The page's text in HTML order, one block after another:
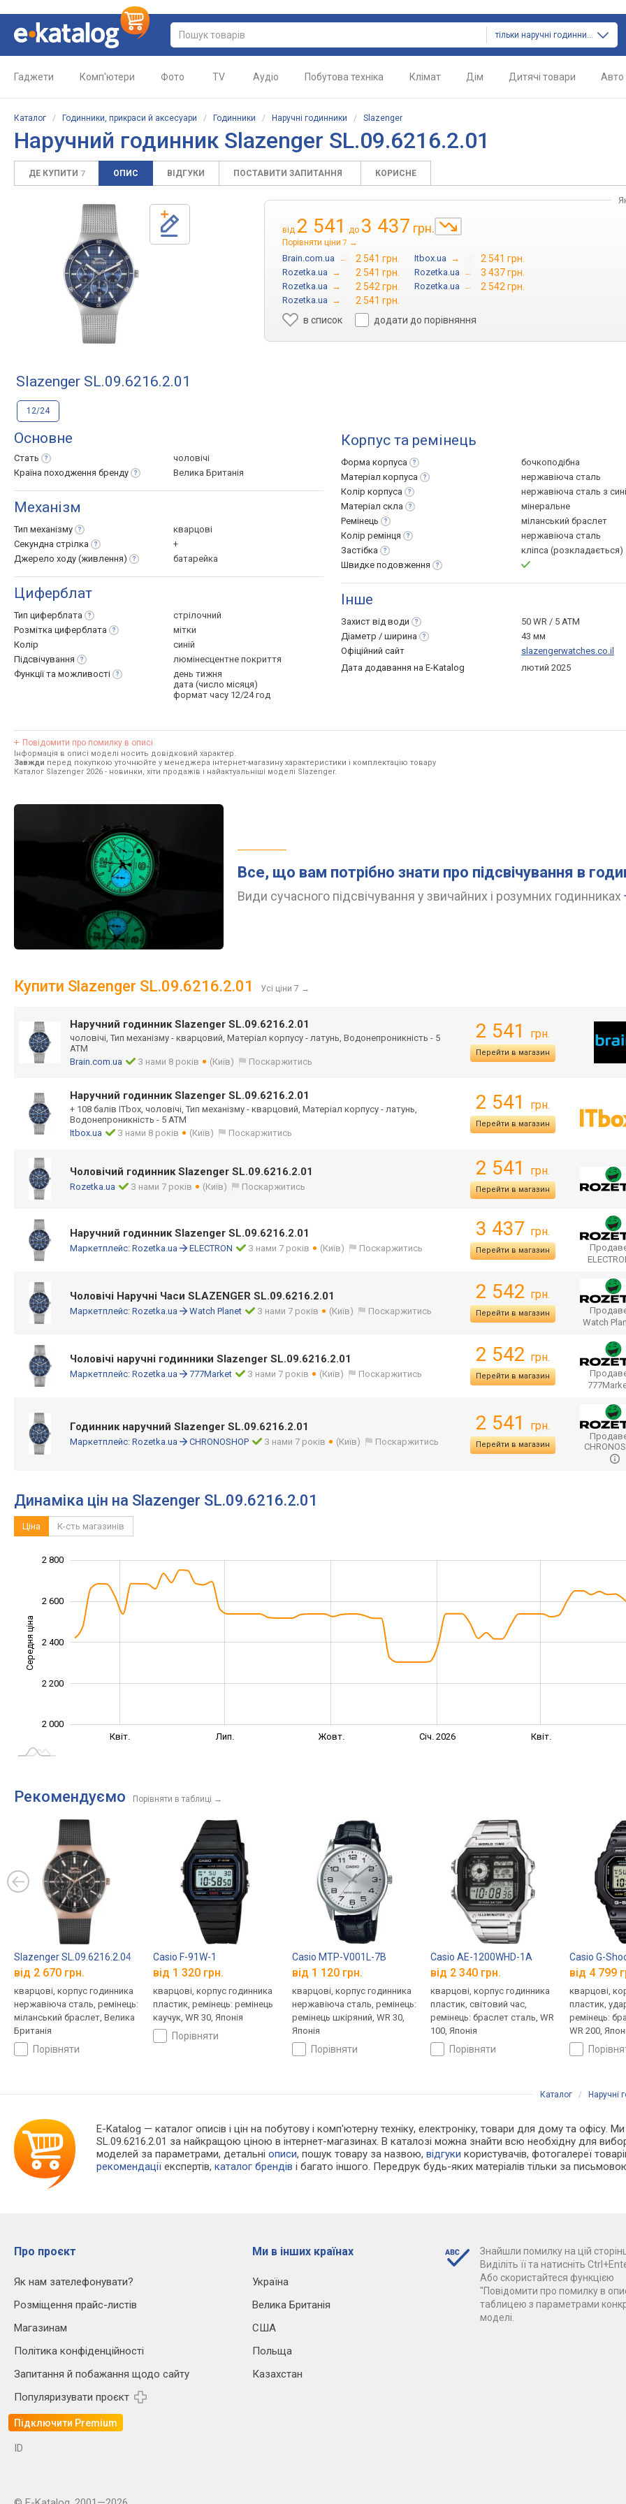
тільки наручні годинники
Гаджети Комп'ютери Фото TV Аудіо Побутова техніка Клімат Дім Дитячі товари Авто
Каталог / Годинники, прикраси й аксесуари / Годинники / Наручні годинники / Slazenger
Наручний годинник Slazenger SL.09.6216.2.01
ДЕ КУПИТИ 7 ОПИС ВІДГУКИ ПОСТАВИТИ ЗАПИТАННЯ КОРИСНЕ
від 2 541 до 3 437 грн.
Порівняти ціни 7 →
Brain.com.ua → 2 541 грн. Itbox.ua → 2 541 грн.
Rozetka.ua → 2 541 грн. Rozetka.ua → 3 437 грн.
Rozetka.ua → 2 542 грн. Rozetka.ua → 2 542 грн.
Rozetka.ua →
2 541 грн.
в список
додати до порівняння
Slazenger SL.09.6216.2.01
12/24
Основне
Стать
чоловічі
Країна походження бренду Велика Британія
Механізм
Тип механізму
кварцові
Секундна стрілка
+
Джерело ходу (живлення) батарейка
Циферблат
Тип циферблата
стрілочний
Розмітка циферблата
мітки
Колір
синій
Підсвічування
люмінесцентне покриття
Функції та можливості
день тижня
дата (число місяця)
формат часу 12/24 год
Корпус та ремінець
Форма корпуса
бочкоподібна
Матеріал корпуса
нержавіюча сталь
Колір корпуса
нержавіюча сталь з
Матеріал скла
мінеральне
Ремінець
міланський браслет
Колір ремінця
нержавіюча сталь
Застібка
кліпса (розкладається)
Швидке подовження
Інше
Захист від води
50 WR / 5 ATM
Діаметр / ширина
43 мм
Офіційний сайт
slazengerwatches.co.il
Дата додавання на E-Katalog
лютий 2025
Повідомити про помилку в описі
Інформація в описі моделі носить довідковий характер.
Завжди перед покупкою уточнюйте у менеджера інтернет-магазину характеристики і комплектацію товару
Каталог Slazenger 2026 - новинки, хіти продажів і найактуальніші моделі Slazenger.
Все, що вам потрібно знати про підсвічування в
Види сучасного підсвічування у звичайних і розумних годинниках
Купити Slazenger SL.09.6216.2.01 Усі ціни 7 →
Наручний годинник Slazenger SL.09.6216.2.01
чоловічі, Тип механізму - кварцовий, Матеріал корпусу - латунь, Водонепроникність - 5
ATM
Brain.com.ua
З нами 8 років (Київ) Поскаржитись
2 541 грн.
Перейти в магазин
Наручний годинник Slazenger SL.09.6216.2.01
+ 108 балів ITbox, чоловічі, Тип механізму - кварцовий, Матеріал корпусу - латунь,
Водонепроникність - 5 ATM
Itbox.ua
З нами 8 років (Київ) Поскаржитись
2 541 грн.
Перейти в магазин
Чоловічий годинник Slazenger SL.09.6216.2.01
Rozetka.ua З нами 7 років (Київ) Поскаржитись
2 541 грн.
Перейти в магазин
Наручний годинник Slazenger SL.09.6216.2.01
Маркетплейс: Rozetka.ua ELECTRON З нами 7 років (Київ) Поскаржитись
3 437 грн.
Перейти в магазин
Чоловічі Наручні Часи SLAZENGER SL.09.6216.2.01
Маркетплейс: Rozetka.ua Watch Planet З нами 7 років (Київ) Поскаржитись
2 542 грн.
Перейти в магазин
Watch
Чоловічі наручні годинники Slazenger SL.09.6216.2.01
Маркетплейс: Rozetka.ua 777Market З нами 7 років (Київ) Поскаржитись
2 542 грн.
Перейти в магазин
Годинник наручний Slazenger SL.09.6216.2.01
Маркетплейс: Rozetka.ua CHRONOSHOP З нами 7 років (Київ) Поскаржитись
2 541 грн.
Перейти в магазин
Динаміка цін на Slazenger SL.09.6216.2.01
Ціна К-сть магазинів
Середня ціна 2 000
2 000
2 200
2 400
2 600
2 800
Квіт. Лип. Жовт. Січ. 2026 Квіт.
Рекомендуємо Порівняти в таблиці →
Slazenger SL.09.6216.2.04
від 2 670 грн.
кварцові, корпус годинника
нержавіюча сталь, ремінець:
міланський браслет, Велика
Британія
порівняти
Casio F-91W-1
від 1 320 грн.
кварцові, корпус годинника
пластик, ремінець: ремінець
каучук, WR 30, Японія
порівняти
Casio MTP-V001L-7B
від 1 120 грн.
кварцові, корпус годинника
нержавіюча сталь, ремінець:
ремінець шкіряний, WR 30,
Японія
порівняти
Casio AE-1200WHD-1A
від 2 340 грн.
кварцові, корпус годинника
пластик, світовий час,
ремінець: браслет сталь, WR
100, Японія
порівняти
Casio G-
від 4 799
кварцові,
пластик,
ремінець:
WR 200,
Каталог / Наручні
E-Katalog — каталог описів і цін на побутову і комп'ютерну техніку, електроніку, товари для дому та офісу.
SL.09.6216.2.01 за найкращою ціною в інтернет-магазинах. В каталозі можна знайти всю необхідну для
моделей за параметрами, детальніописи, пошук товару за назвою,відгуки користувачів, фотогалереї
рекомендації експертів,каталог брендів і багато іншого. Передрук будь-яких матеріалів тільки за
Про проєкт
Як нам зателефонувати?
Розміщення прайс-листів
Магазинам
Політика конфіденційності
Запитання й побажання щодо сайту
Популяризувати проєкт
Підключити Premium
Ми в інших країнах
Україна
Велика Британія
США
Польща
Казахстан
Знайшли помилку на цій
Виділіть її та натисніть
Або скористайтеся функцією
"Повідомити про помилку в
таблицею з параметрами
моделі.
ID